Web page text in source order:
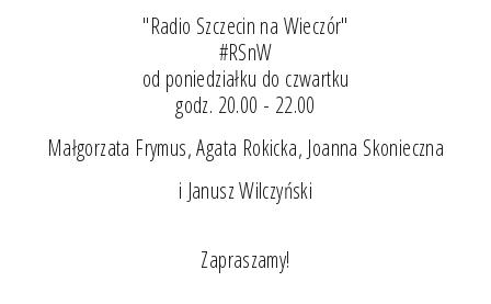
"Radio Szczecin na Wieczór"
#RSnW
od poniedziałku do czwartku
godz. 20.00 - 22.00
Małgorzata Frymus, Agata Rokicka, Joanna Skonieczna
i Janusz Wilczyński
Zapraszamy!